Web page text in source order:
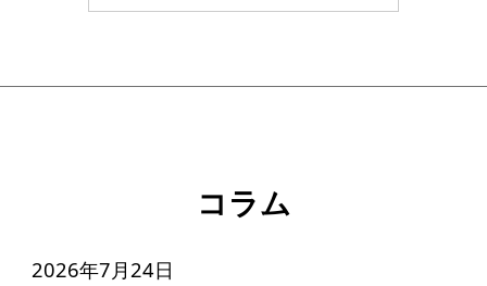
コラム
2026年7月24日